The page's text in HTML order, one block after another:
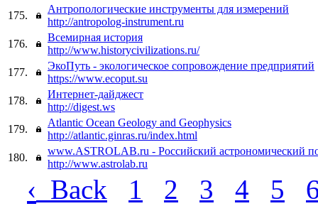
175.
Антропологические инструменты для измерений
http://antropolog-instrument.ru
176.
Всемирная история
http://www.historycivilizations.ru/
177.
ЭкоПуть - экологическое сопровождение предприятий
https://www.ecoput.su
178.
Интернет-дайджест
http://digest.ws
179.
Atlantic Ocean Geology and Geophysics
http://atlantic.ginras.ru/index.html
180.
www.ASTROLAB.ru - Российский астрономический
http://www.astrolab.ru
‹ Back 1 2 3 4 5